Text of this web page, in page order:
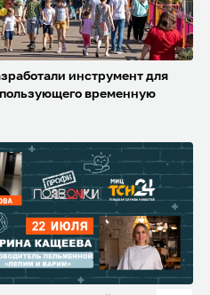
инструмент для
временную